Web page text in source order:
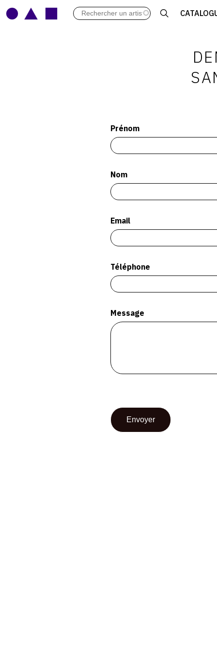
ARCHIVES DES EXPOSITIONS
LIBRAIRIE : LIVRES &
LEXIQUE ARTISTIQUE
Prénom
Nom
Email
Téléphone
Message